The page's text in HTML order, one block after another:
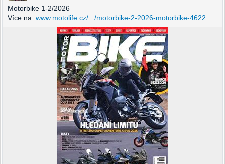
Motorbike 1-2/2026
Více na www.motolife.cz/.../motorbike-2-2026-motorbike-4622